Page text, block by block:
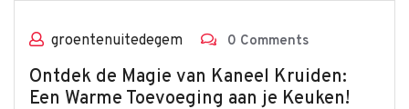
groentenuitedegem 0 Comments
Ontdek de Magie van Kaneel Kruiden:
Een Warme Toevoeging aan je Keuken!